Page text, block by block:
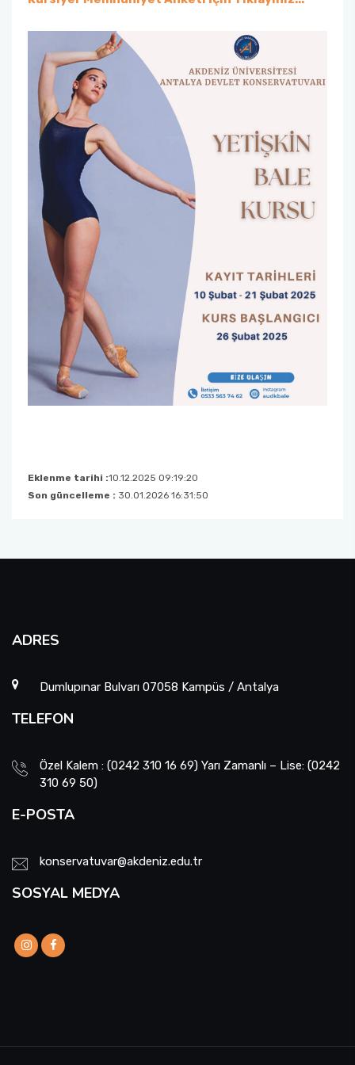
Eklenme tarihi :10.12.2025 09:19:20
Son güncelleme : 30.01.2026 16:31:50
ADRES
Dumlupınar Bulvarı 07058 Kampüs / Antalya
TELEFON
Özel Kalem : (0242 310 16 69) Yarı Zamanlı – Lise: (0242
310 69 50)
E-POSTA
konservatuvar@akdeniz.edu.tr
SOSYAL MEDYA
Türk Halk Müziği Korosu
Temel Kulak Eğitimi
Mezun Takip Komisyonu
Tanıtım ve Medya Koordinatörlüğü
Akreditasyon Kurulu
Ölçme ve Değerlendirme Komisyonu